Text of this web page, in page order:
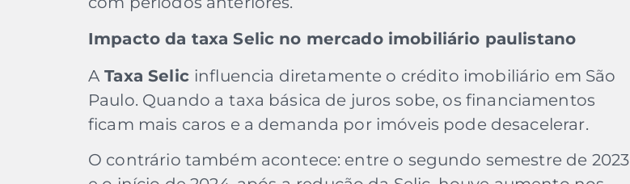
Impacto da taxa Selic no mercado imobiliário paulistano
A Taxa Selic influencia diretamente o crédito imobiliário em São
Paulo. Quando a taxa básica de juros sobe, os financiamentos
ficam mais caros e a demanda por imóveis pode desacelerar.
O contrário também acontece: entre o segundo semestre de 2023